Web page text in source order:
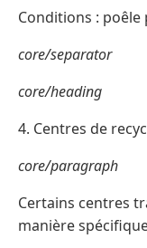
Conditions :
core/separator
core/heading
4. Centres de
core/paragraph
Certains centres
manière